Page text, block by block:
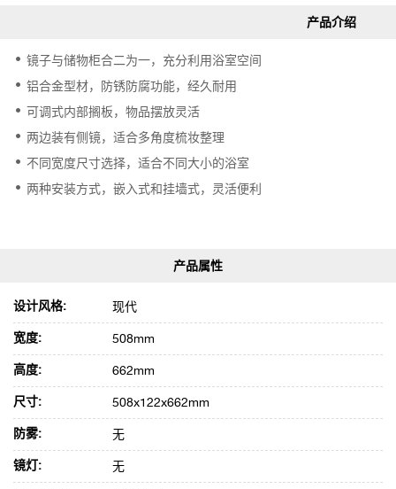
镜子与储物柜合二为一，充分利用浴室空间
铝合金型材，防锈防腐功能，经久耐用
可调式内部搁板，物品摆放灵活
两边装有侧镜，适合多角度梳妆整理
不同宽度尺寸选择，适合不同大小的浴室
两种安装方式，嵌入式和挂墙式，灵活便利
设计风格: 现代
宽度: 508mm
高度: 662mm
尺寸: 508x122x662mm
防雾: 无
镜灯: 无